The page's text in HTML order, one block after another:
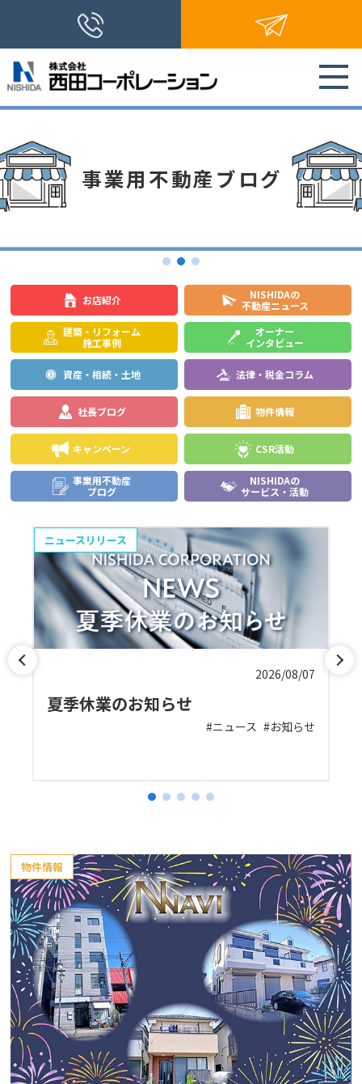
事業用不動産ブログ
お店紹介
NISHIDAの
不動産ニュース
建築・リフォーム
施工事例
オーナー
インタビュー
資産・相続・土地 法律・税金コラム
社長ブログ 物件情報
キャンペーン CSR活動
事業用不動産
ブログ
NISHIDAの
サービス・活動
ニュースリリース
2026/08/07
夏季休業のお知らせ
ニュース お知らせ
物件情報